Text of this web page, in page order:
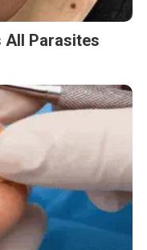
All Parasites